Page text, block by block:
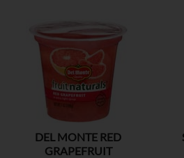
DEL MONTE RED
GRAPEFRUIT